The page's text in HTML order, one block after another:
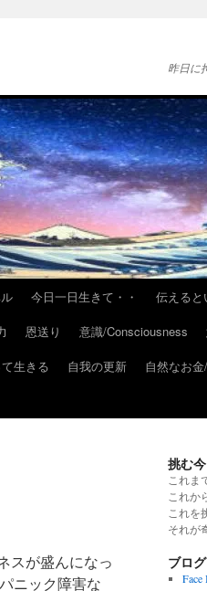
昨日に
今日一日生きて・・
伝えると
恩送り 意識/Consciousness
生きる 自我の更新
自然なお
スが盛んになっ
ニック障害な
挑む
これま
これか
これを
それが
ブロ
Face